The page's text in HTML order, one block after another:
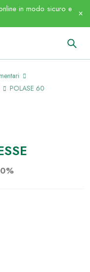
in modo sicuro e
POLASE 60